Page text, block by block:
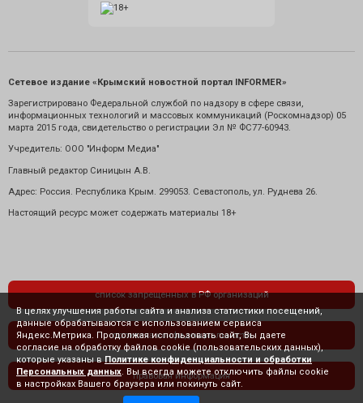
Сетевое издание «Крымский новостной портал INFORMER»
Зарегистрировано Федеральной службой по надзору в сфере связи,
информационных технологий и массовых коммуникаций (Роскомнадзор) 05
марта 2015 года, свидетельство о регистрации Эл № ФС77-60943.
Учредитель: ООО "Информ Медиа"
Главный редактор Синицын А.В.
Адрес: Россия. Республика Крым. 299053. Севастополь, ул. Руднева 26.
Настоящий ресурс может содержать материалы 18+
список запрещенных в РФ организаций
политика конфиденциальности
правовая информация
В целях улучшения работы сайта и анализа статистики посещений,
данные обрабатываются с использованием сервиса
Яндекс.Метрика. Продолжая использовать сайт, Вы даете
согласие на обработку файлов cookie (пользовательских данных),
которые указаны в Политике конфиденциальности и обработки
Персональных данных . Вы всегда можете отключить файлы cookie
в настройках Вашего браузера или покинуть сайт.